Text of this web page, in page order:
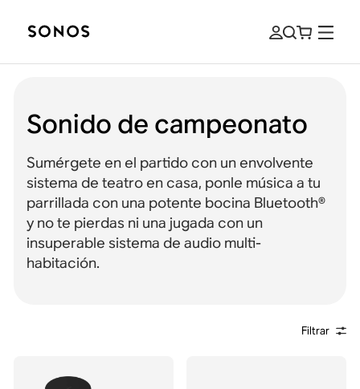
Sonido de campeonato
Sumérgete en el partido con un envolvente
sistema de teatro en casa, ponle música a tu
parrillada con una potente bocina Bluetooth®
y no te pierdas ni una jugada con un
insuperable sistema de audio multi-
habitación.
Filtrar